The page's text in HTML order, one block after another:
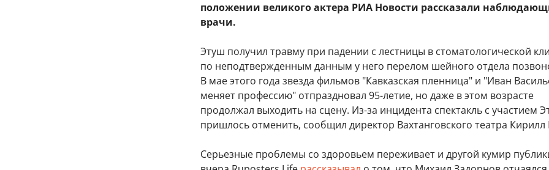
положении великого актера РИА Новости рассказали
врачи.
Этуш получил травму при падении с лестницы в стоматологической
по неподтвержденным данным у него перелом шейного отдела
В мае этого года звезда фильмов "Кавказская пленница" и "Иван
меняет профессию" отпраздновал 95-летие, но даже в этом возрасте
продолжал выходить на сцену. Из-за инцидента спектакль с участием
пришлось отменить, сообщил директор Вахтанговского театра Кирилл
Серьезные проблемы со здоровьем переживает и другой кумир